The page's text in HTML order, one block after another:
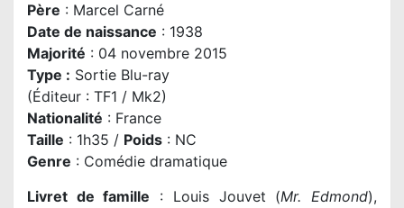
Père : Marcel Carné
Date de naissance : 1938
Majorité : 04 novembre 2015
Type : Sortie Blu-ray
(Éditeur : TF1 / Mk2)
Nationalité : France
Taille : 1h35 / Poids : NC
Genre : Comédie dramatique
Livret de famille : Louis Jouvet (Mr. Edmond),